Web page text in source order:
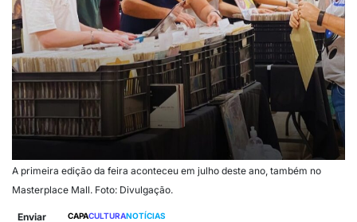
A primeira edição da feira aconteceu em julho deste ano, também no
Masterplace Mall. Foto: Divulgação.
Enviar CAPACULTURANOTÍCIAS